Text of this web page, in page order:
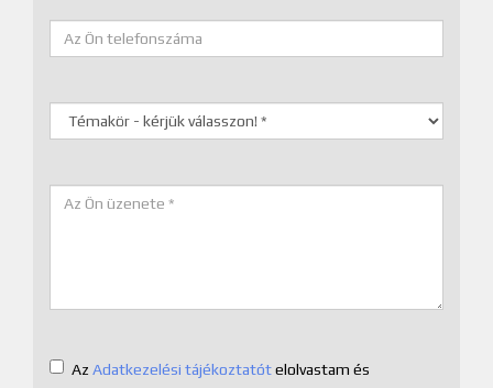
Az Adatkezelési tájékoztatótelolvastam és